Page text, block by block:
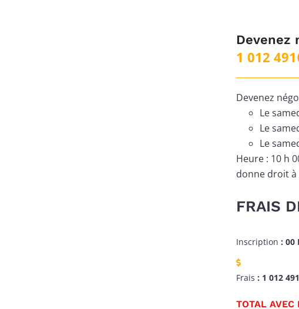
Devenez
1 012 491
Devenez
Le
Le
Le
Heure : 10 h
donne droit à
FRAIS
Inscription : 00
Frais : 1 012
TOTAL AVEC